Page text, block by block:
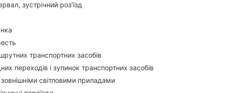
зустрічний роз’їзд
транспортних засобів
переходів і зупинок транспортних засобів
світловими приладами